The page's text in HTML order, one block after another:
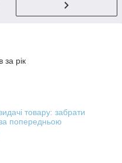
за рік
товару: забрати
попередньою